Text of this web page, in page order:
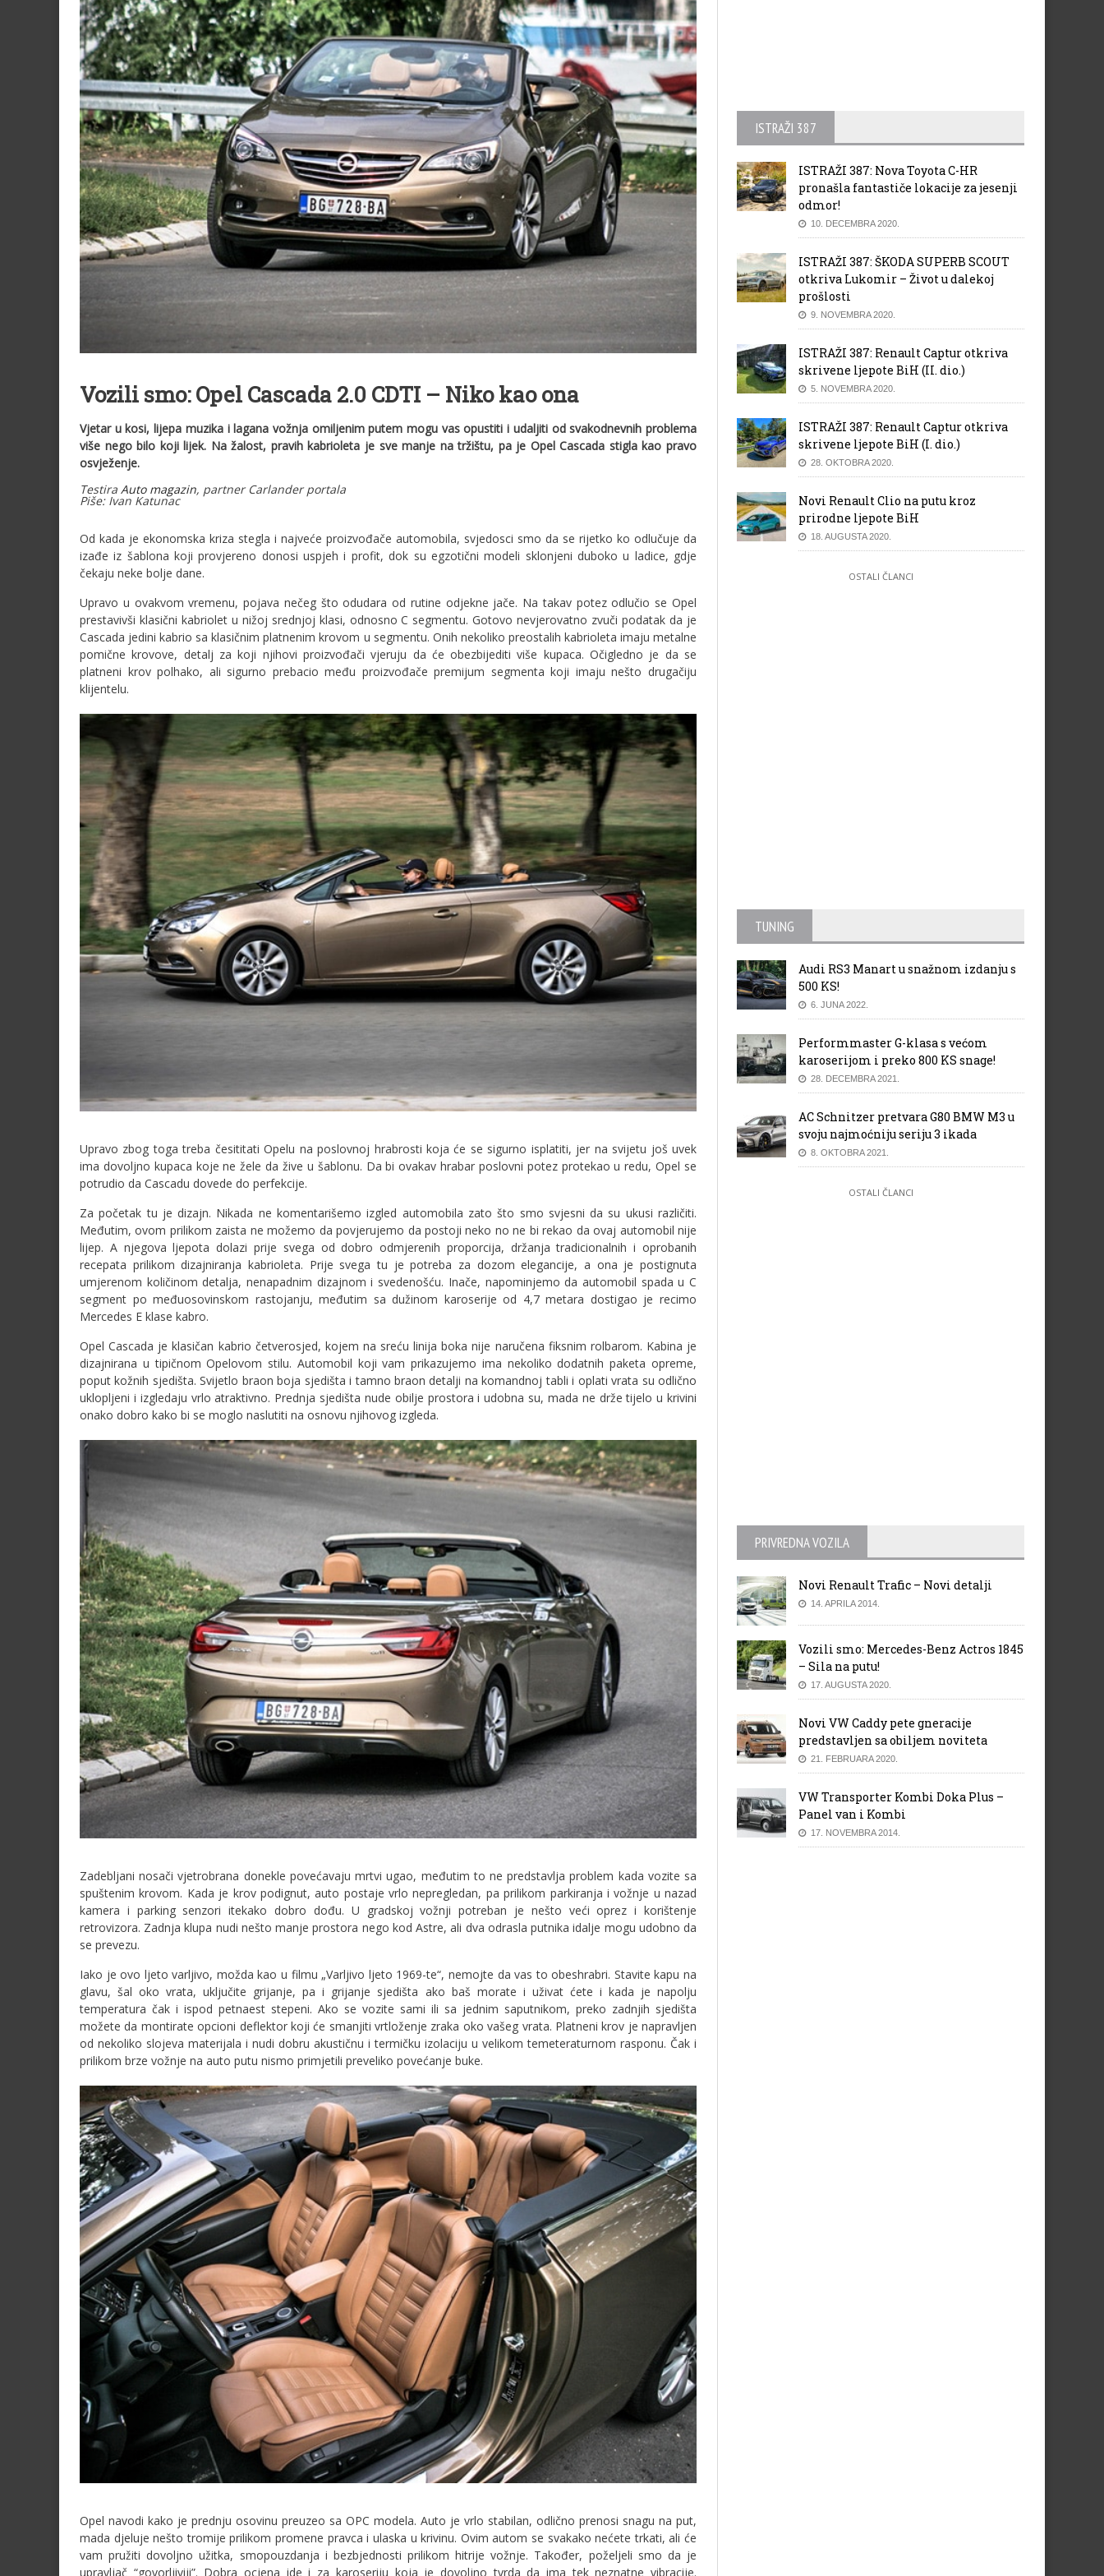
Vozili smo: Opel Cascada 2.0 CDTI – Niko kao ona
Vjetar u kosi, lijepa muzika i lagana vožnja omiljenim putem mogu vas opustiti i udaljiti od svakodnevnih problema
više nego bilo koji lijek. Na žalost, pravih kabrioleta je sve manje na tržištu, pa je Opel Cascada stigla kao pravo
osvježenje.
Testira Auto magazin, partner Carlander portala
Piše: Ivan Katunac
Od kada je ekonomska kriza stegla i najveće proizvođače automobila, svjedosci smo da se rijetko ko odlučuje da
izađe iz šablona koji provjereno donosi uspjeh i profit, dok su egzotični modeli sklonjeni duboko u ladice, gdje
čekaju neke bolje dane.
Upravo u ovakvom vremenu, pojava nečeg što odudara od rutine odjekne jače. Na takav potez odlučio se Opel
prestavivši klasični kabriolet u nižoj srednjoj klasi, odnosno C segmentu. Gotovo nevjerovatno zvuči podatak da je
Cascada jedini kabrio sa klasičnim platnenim krovom u segmentu. Onih nekoliko preostalih kabrioleta imaju metalne
pomične krovove, detalj za koji njihovi proizvođači vjeruju da će obezbijediti više kupaca. Očigledno je da se
platneni krov polhako, ali sigurno prebacio među proizvođače premijum segmenta koji imaju nešto drugačiju
klijentelu.
Upravo zbog toga treba česititati Opelu na poslovnoj hrabrosti koja će se sigurno isplatiti, jer na svijetu još uvek
ima dovoljno kupaca koje ne žele da žive u šablonu. Da bi ovakav hrabar poslovni potez protekao u redu, Opel se
potrudio da Cascadu dovede do perfekcije.
Za početak tu je dizajn. Nikada ne komentarišemo izgled automobila zato što smo svjesni da su ukusi različiti.
Međutim, ovom prilikom zaista ne možemo da povjerujemo da postoji neko no ne bi rekao da ovaj automobil nije
lijep. A njegova ljepota dolazi prije svega od dobro odmjerenih proporcija, držanja tradicionalnih i oprobanih
recepata prilikom dizajniranja kabrioleta. Prije svega tu je potreba za dozom elegancije, a ona je postignuta
umjerenom količinom detalja, nenapadnim dizajnom i svedenošću. Inače, napominjemo da automobil spada u C
segment po međuosovinskom rastojanju, međutim sa dužinom karoserije od 4,7 metara dostigao je recimo
Mercedes E klase kabro.
Opel Cascada je klasičan kabrio četverosjed, kojem na sreću linija boka nije naručena fiksnim rolbarom. Kabina je
dizajnirana u tipičnom Opelovom stilu. Automobil koji vam prikazujemo ima nekoliko dodatnih paketa opreme,
poput kožnih sjedišta. Svijetlo braon boja sjedišta i tamno braon detalji na komandnoj tabli i oplati vrata su odlično
uklopljeni i izgledaju vrlo atraktivno. Prednja sjedišta nude obilje prostora i udobna su, mada ne drže tijelo u krivini
onako dobro kako bi se moglo naslutiti na osnovu njihovog izgleda.
Zadebljani nosači vjetrobrana donekle povećavaju mrtvi ugao, međutim to ne predstavlja problem kada vozite sa
spuštenim krovom. Kada je krov podignut, auto postaje vrlo nepregledan, pa prilikom parkiranja i vožnje u nazad
kamera i parking senzori itekako dobro dođu. U gradskoj vožnji potreban je nešto veći oprez i korištenje
retrovizora. Zadnja klupa nudi nešto manje prostora nego kod Astre, ali dva odrasla putnika idalje mogu udobno da
se prevezu.
Iako je ovo ljeto varljivo, možda kao u filmu „Varljivo ljeto 1969-te“, nemojte da vas to obeshrabri. Stavite kapu na
glavu, šal oko vrata, uključite grijanje, pa i grijanje sjedišta ako baš morate i uživat ćete i kada je napolju
temperatura čak i ispod petnaest stepeni. Ako se vozite sami ili sa jednim saputnikom, preko zadnjih sjedišta
možete da montirate opcioni deflektor koji će smanjiti vrtloženje zraka oko vašeg vrata. Platneni krov je napravljen
od nekoliko slojeva materijala i nudi dobru akustičnu i termičku izolaciju u velikom temeteraturnom rasponu. Čak i
prilikom brze vožnje na auto putu nismo primjetili preveliko povećanje buke.
Opel navodi kako je prednju osovinu preuzeo sa OPC modela. Auto je vrlo stabilan, odlično prenosi snagu na put,
mada djeluje nešto tromije prilikom promene pravca i ulaska u krivinu. Ovim autom se svakako nećete trkati, ali će
vam pružiti dovoljno užitka, smopouzdanja i bezbjednosti prilikom hitrije vožnje. Također, poželjeli smo da je
upravljač “govorljiviji”. Dobra ocjena ide i za karoseriju koja je dovoljno tvrda da ima tek neznatne vibracije.
ISTRAŽI 387
ISTRAŽI 387: Nova Toyota C-HR
pronašla fantastiče lokacije za jesenji
odmor!
10. DECEMBRA 2020.
ISTRAŽI 387: ŠKODA SUPERB SCOUT
otkriva Lukomir – Život u dalekoj
prošlosti
9. NOVEMBRA 2020.
ISTRAŽI 387: Renault Captur otkriva
skrivene ljepote BiH (II. dio.)
5. NOVEMBRA 2020.
ISTRAŽI 387: Renault Captur otkriva
skrivene ljepote BiH (I. dio.)
28. OKTOBRA 2020.
Novi Renault Clio na putu kroz
prirodne ljepote BiH
18. AUGUSTA 2020.
OSTALI ČLANCI
TUNING
Audi RS3 Manart u snažnom izdanju s
500 KS!
6. JUNA 2022.
Performmaster G-klasa s većom
karoserijom i preko 800 KS snage!
28. DECEMBRA 2021.
AC Schnitzer pretvara G80 BMW M3 u
svoju najmoćniju seriju 3 ikada
8. OKTOBRA 2021.
OSTALI ČLANCI
PRIVREDNA VOZILA
Novi Renault Trafic – Novi detalji
14. APRILA 2014.
Vozili smo: Mercedes-Benz Actros 1845
– Sila na putu!
17. AUGUSTA 2020.
Novi VW Caddy pete gneracije
predstavljen sa obiljem noviteta
21. FEBRUARA 2020.
VW Transporter Kombi Doka Plus –
Panel van i Kombi
17. NOVEMBRA 2014.